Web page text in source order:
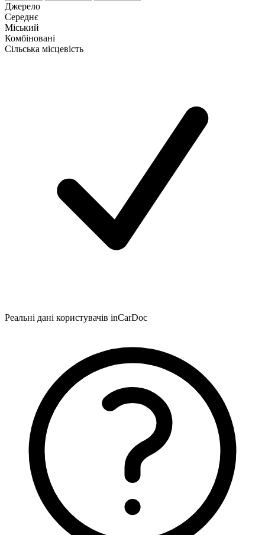
Джерело
Середнє
Міський
Комбіновані
Сільська місцевість
Реальні дані користувачів inCarDoc